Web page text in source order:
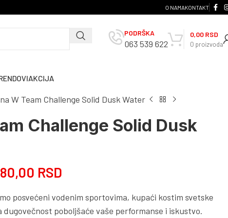
O NAMAKONTAKT
PODRŠKA
063 539 622 0 proizvoda
0,00 RSD
AKCIJA
W Team Challenge Solid Dusk Water
Challenge Solid Dusk
RSD
posvećeni vodenim sportovima, kupaći kostim svetske
dugovečnost poboljšaće vaše performanse i iskustvo.